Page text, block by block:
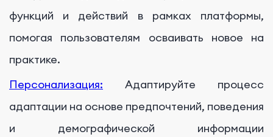
функций и действий в рамках платформы,
помогая пользователям осваивать новое на
практике.
Персонализация: Адаптируйте процесс
адаптации на основе предпочтений, поведения
и демографической информации